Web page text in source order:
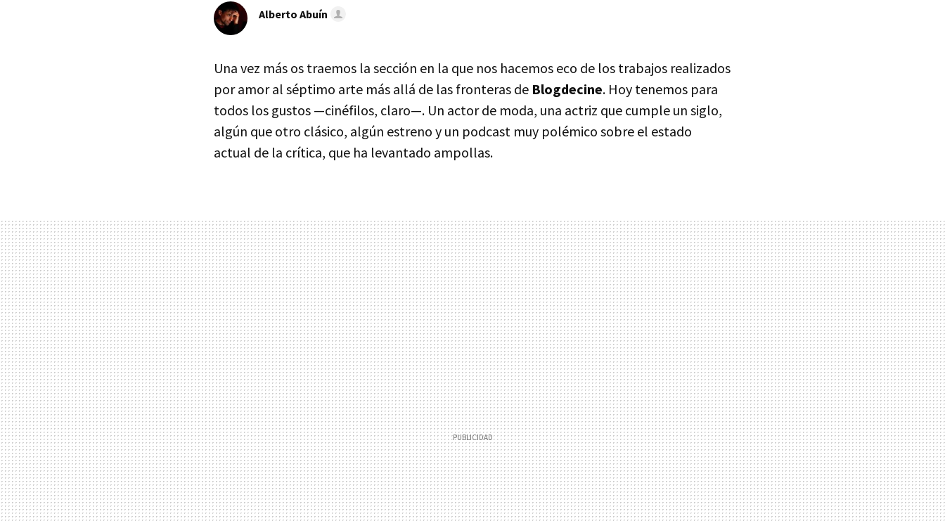
Alberto Abuín
Una vez más os traemos la sección en la que nos hacemos eco de los trabajos realizados
por amor al séptimo arte más allá de las fronteras de Blogdecine. Hoy tenemos para
todos los gustos —cinéfilos, claro—. Un actor de moda, una actriz que cumple un siglo,
algún que otro clásico, algún estreno y un podcast muy polémico sobre el estado
actual de la crítica, que ha levantado ampollas.